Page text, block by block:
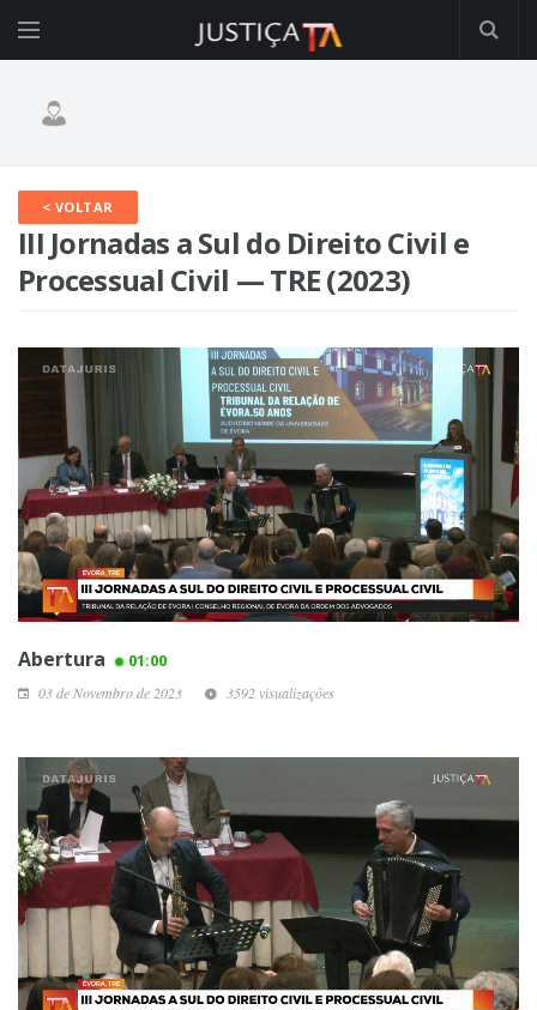
< VOLTAR
III Jornadas a Sul do Direito Civil e
Processual Civil — TRE (2023)
Abertura 01:00
03 de Novembro de 2023 3592 visualizações